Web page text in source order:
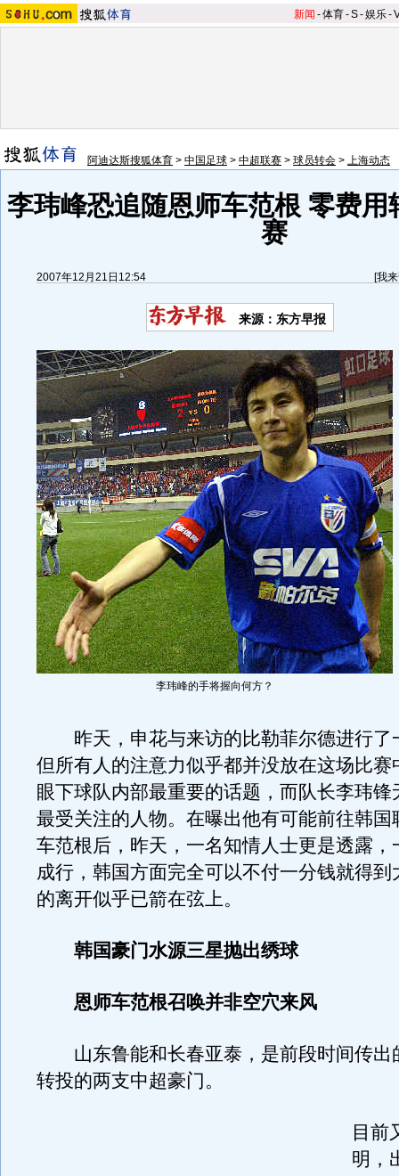
新闻 -体育-S-娱乐-
阿迪达斯搜狐体育 > 中国足球 > 中超联赛 > 球员转会 > 上海动态
李玮峰恐追随恩师车范根 零费用
赛
2007年12月21日12:54 [我
来源：东方早报
李玮峰的手将握向何方？
昨天，申花与来访的比勒菲尔德进行了
但所有人的注意力似乎都并没放在这场比赛
眼下球队内部最重要的话题，而队长李玮锋
最受关注的人物。在曝出他有可能前往韩国
车范根后，昨天，一名知情人士更是透露，
成行，韩国方面完全可以不付一分钱就得到
的离开似乎已箭在弦上。
韩国豪门水源三星抛出绣球
恩师车范根召唤并非空穴来风
山东鲁能和长春亚泰，是前段时间传出
转投的两支中超豪门。
目前
明，